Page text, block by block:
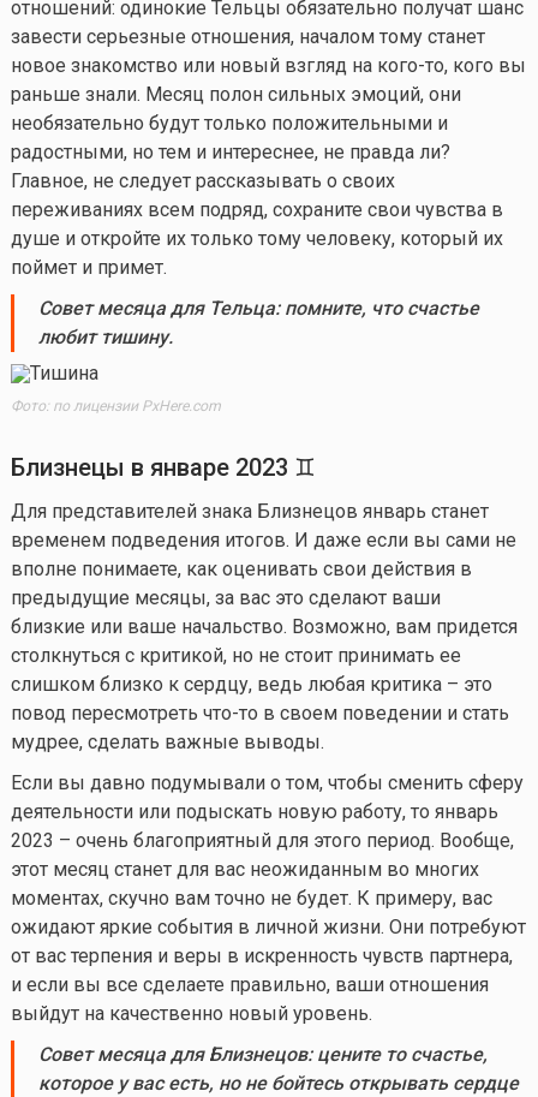
отношений: одинокие Тельцы обязательно получат шанс
завести серьезные отношения, началом тому станет
новое знакомство или новый взгляд на кого-то, кого вы
раньше знали. Месяц полон сильных эмоций, они
необязательно будут только положительными и
радостными, но тем и интереснее, не правда ли?
Главное, не следует рассказывать о своих
переживаниях всем подряд, сохраните свои чувства в
душе и откройте их только тому человеку, который их
поймет и примет.
Совет месяца для Тельца: помните, что счастье
любит тишину.
Фото: по лицензии PxHere.com
Близнецы в январе2023 ♊
Для представителей знака Близнецов январь станет
временем подведения итогов. И даже если вы сами не
вполне понимаете, как оценивать свои действия в
предыдущие месяцы, за вас это сделают ваши
близкие или ваше начальство. Возможно, вам придется
столкнуться с критикой, но не стоит принимать ее
слишком близко к сердцу, ведь любая критика – это
повод пересмотреть что-то в своем поведении и стать
мудрее, сделать важные выводы.
Если вы давно подумывали о том, чтобы сменить сферу
деятельности или подыскать новую работу, то январь
2023 – очень благоприятный для этого период. Вообще,
этот месяц станет для вас неожиданным во многих
моментах, скучно вам точно не будет. К примеру, вас
ожидают яркие события в личной жизни. Они потребуют
от вас терпения и веры в искренность чувств партнера,
и если вы все сделаете правильно, ваши отношения
выйдут на качественно новый уровень.
Совет месяца для Близнецов: цените то счастье,
которое у вас есть, но не бойтесь открывать сердце